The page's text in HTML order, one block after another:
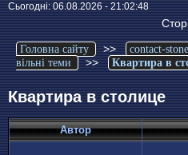
Сьогодні: 06.08.2026 - 21:02:48
Головна сайту >> contact-
вільні теми
>> Квартира в
Квартира в столице
Автор